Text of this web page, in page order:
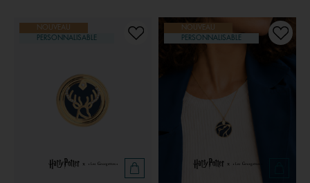
NOUVEAU
PERSONNALISABLE
NOUVEAU
PERSONNALISABLE